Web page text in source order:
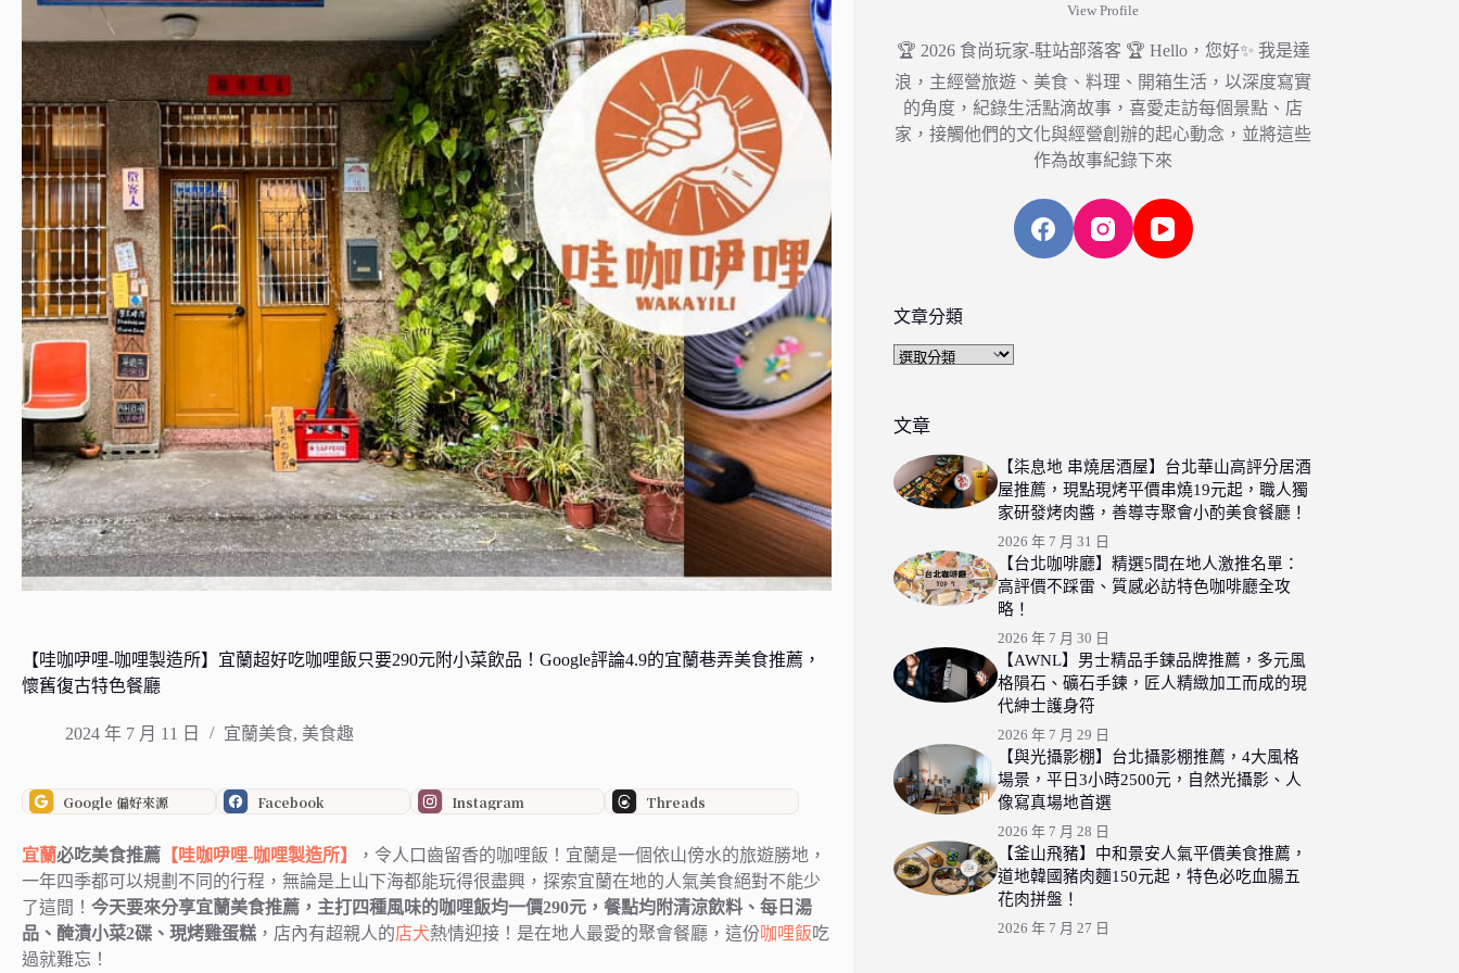
【哇咖吚哩-咖哩製造所】宜蘭超好吃咖哩飯只要290元附小菜飲品！Google評論4.9的宜蘭巷弄美食推薦，
懷舊復古特色餐廳
2024 年 7 月 11 日 宜蘭美食, 美食趣
Google 偏好來源 Facebook Instagram Threads
宜蘭必吃美食推薦 【哇咖吚哩-咖哩製造所】
，令人口齒留香的咖哩飯！宜蘭是一個依山傍水的旅遊勝地，
一年四季都可以規劃不同的行程，無論是上山下海都能玩得很盡興，探索宜蘭在地的人氣美食絕對不能少
了這間！ 今天要來分享宜蘭美食推薦，主打四種風味的咖哩飯均一價290元，餐點均附清涼飲料、每日湯
品、醃漬小菜2碟、現烤雞蛋糕 ，店內有超親人的店犬熱情迎接！是在地人最愛的聚會餐廳，這份咖哩飯吃
過就難忘！
View Profile
🏆 2026 食尚玩家-駐站部落客 🏆 Hello，您好✨ 我是達
浪，主經營旅遊、美食、料理、開箱生活，以深度寫實
的角度，紀錄生活點滴故事，喜愛走訪每個景點、店
家，接觸他們的文化與經營創辦的起心動念，並將這些
作為故事紀錄下來
文章分類
文
類
文章
【柒息地 串燒居酒屋】台北華山高評分居酒
屋推薦，現點現烤平價串燒19元起，職人獨
家研發烤肉醬，善導寺聚會小酌美食餐廳！
2026 年 7 月 31 日
【台北咖啡廳】精選5間在地人激推名單：
高評價不踩雷、質感必訪特色咖啡廳全攻
略！
2026 年 7 月 30 日
【AWNL】男士精品手鍊品牌推薦，多元風
格隕石、礦石手鍊，匠人精緻加工而成的現
代紳士護身符
2026 年 7 月 29 日
【與光攝影棚】台北攝影棚推薦，4大風格
場景，平日3小時2500元，自然光攝影、人
像寫真場地首選
2026 年 7 月 28 日
【釜山飛豬】中和景安人氣平價美食推薦，
道地韓國豬肉麵150元起，特色必吃血腸五
花肉拼盤！
2026 年 7 月 27 日